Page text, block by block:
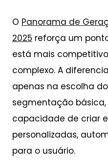
O Panorama de
2025 reforça um
está mais
complexo. A
apenas na escolha
segmentação
capacidade de criar
personalizadas,
para o usuário.